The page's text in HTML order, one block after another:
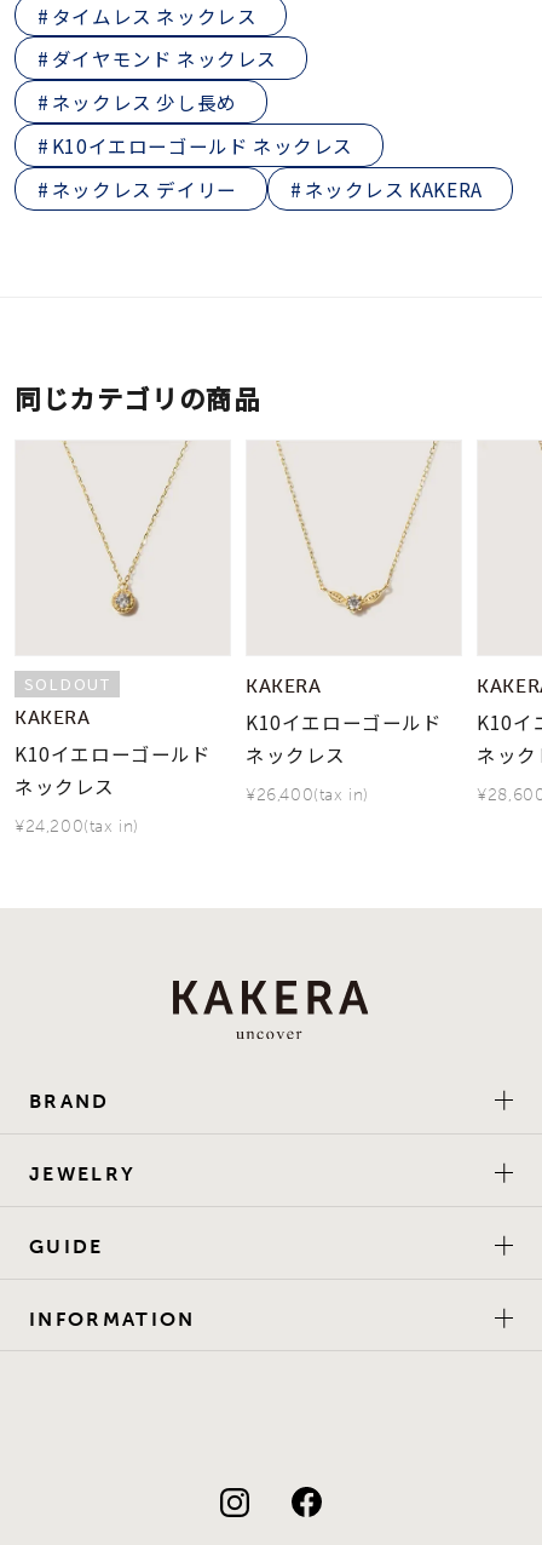
タイムレス ネックレス
ダイヤモンド ネックレス
ネックレス 少し長め
K10イエローゴールド ネックレス
ネックレス デイリー
ネックレス KAKERA
同じカテゴリの商品
SOLDOUT
KAKERA
K10イエローゴールド
ネックレス
¥24,200(tax in)
KAKERA
K10イエローゴールド
ネックレス
¥26,400(tax in)
K10イ
ネッ
BRAND
JEWELRY
GUIDE
INFORMATION